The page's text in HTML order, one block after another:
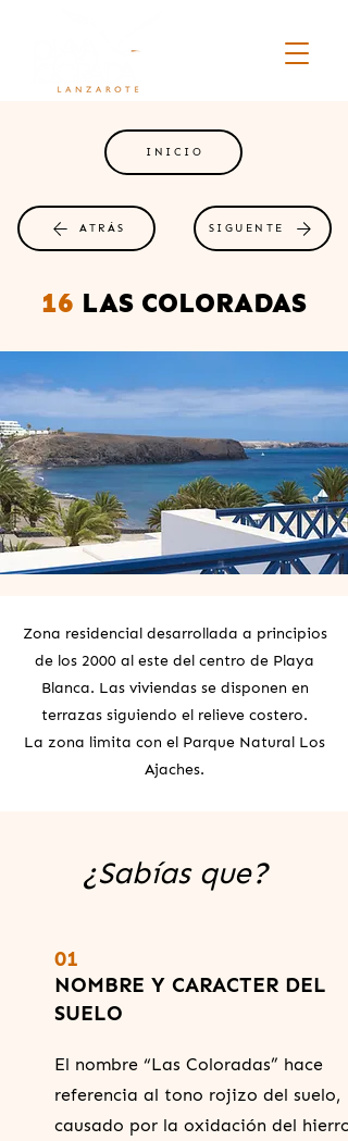
INICIO
ATRÁS SIGUENTE
16 LAS COLORADAS
Zona residencial desarrollada a principios
de los 2000 al este del centro de Playa
Blanca. Las viviendas se disponen en
terrazas siguiendo el relieve costero.
La zona limita con el Parque Natural Los
Ajaches.
¿Sabías que?
01
NOMBRE Y CARACTER DEL
SUELO
El nombre “Las Coloradas” hace
referencia al tono rojizo del suelo,
causado por la oxidación del hierro